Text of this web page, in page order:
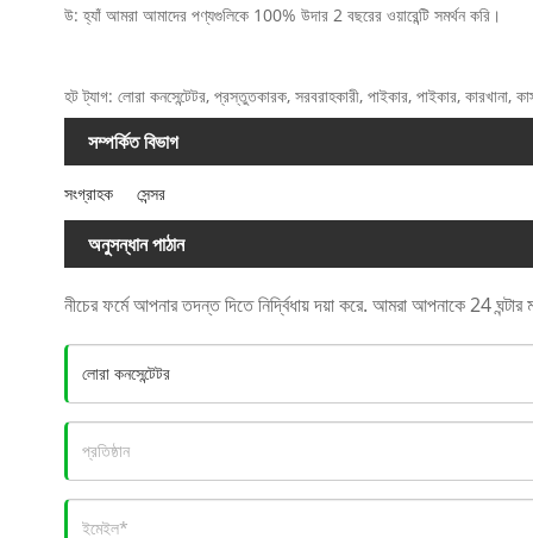
উ: হ্যাঁ আমরা আমাদের পণ্যগুলিকে 100% উদার 2 বছরের ওয়ারেন্টি সমর্থন করি।
হট ট্যাগ: লোরা কনসেন্টেটর, প্রস্তুতকারক, সরবরাহকারী, পাইকার, পাইকার, কারখানা,
সম্পর্কিত বিভাগ
সংগ্রাহক সেন্সর
অনুসন্ধান পাঠান
নীচের ফর্মে আপনার তদন্ত দিতে নির্দ্বিধায় দয়া করে. আমরা আপনাকে 24